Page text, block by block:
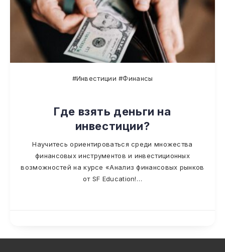
#Инвестиции #Финансы
Где взять деньги на
инвестиции?
Научитесь ориентироваться среди множества
финансовых инструментов и инвестиционных
возможностей на курсе «Анализ финансовых рынков
от SF Education!…